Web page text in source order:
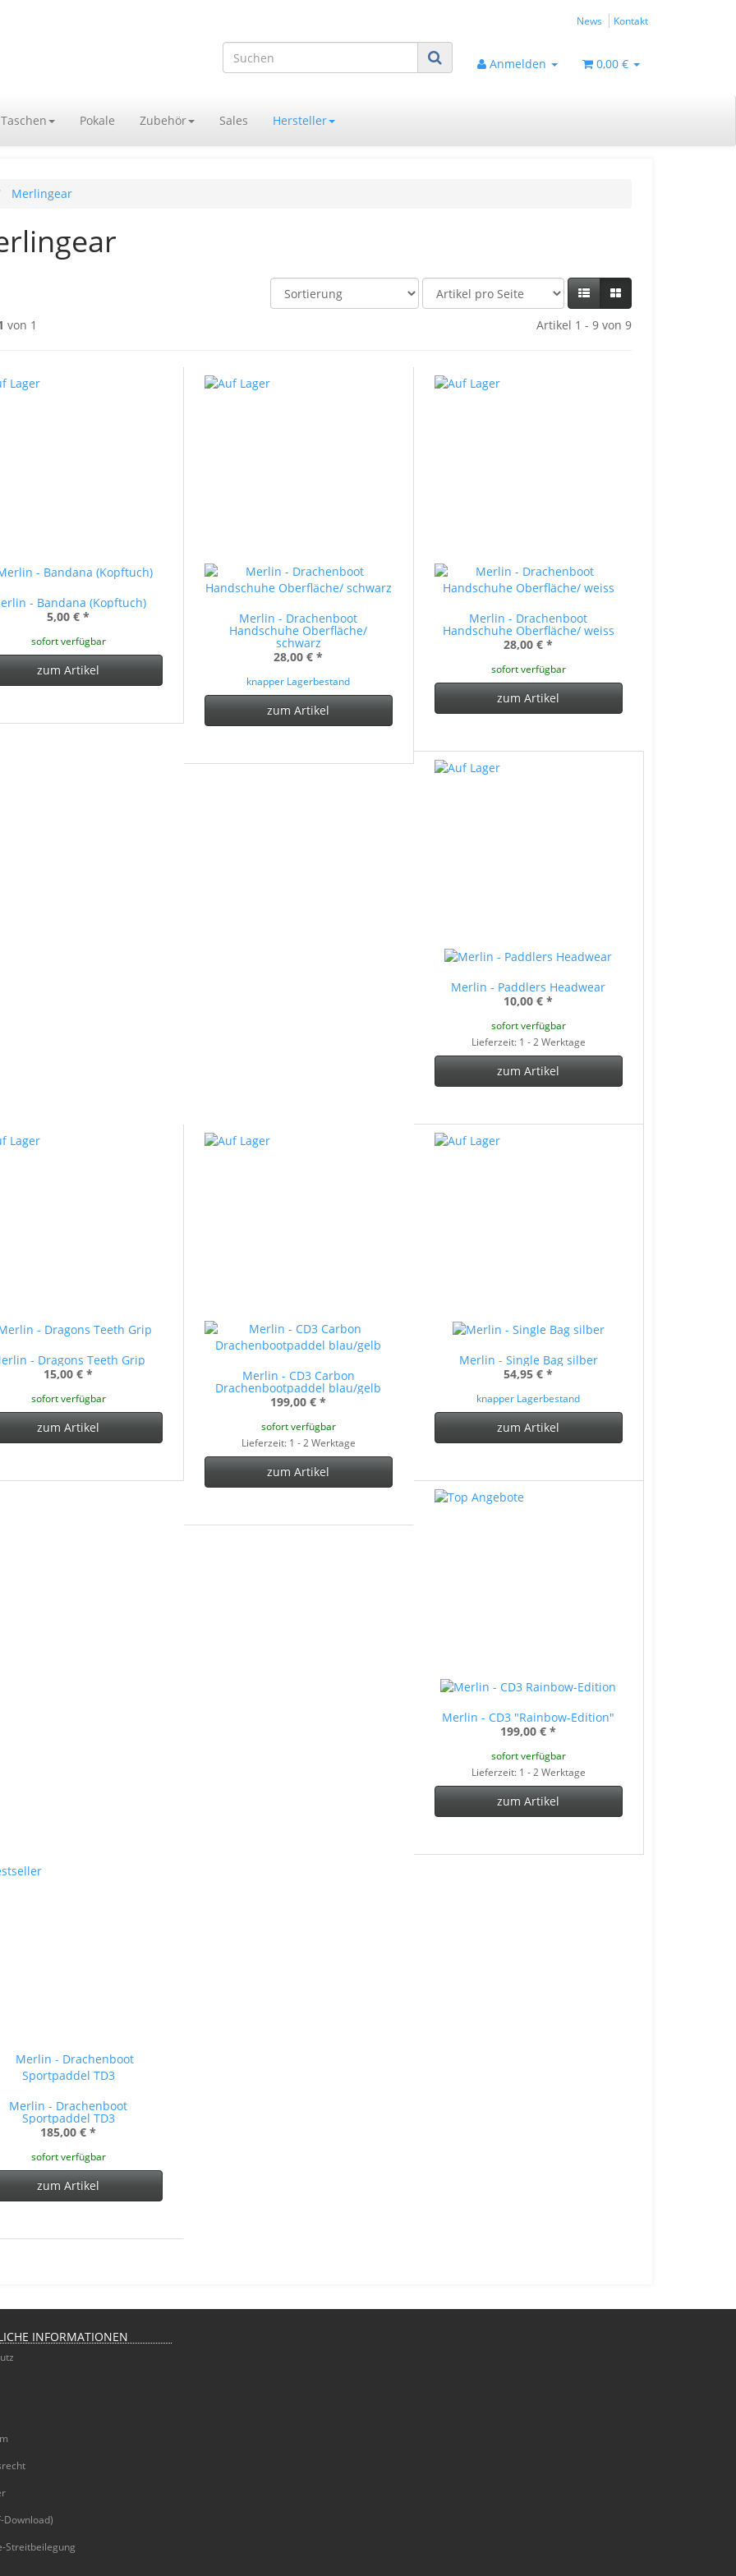
News Kontakt
Anmelden 0,00 €
Taschen Pokale Zubehör Sales Hersteller
Merlingear
von 1 Artikel 1 - 9 von 9
- Bandana (Kopftuch)
5,00 € *
sofort verfügbar
zum Artikel
Merlin - Drachenboot
Handschuhe Oberfläche/
schwarz
28,00 € *
knapper Lagerbestand
zum Artikel
Merlin - Drachenboot
Handschuhe Oberfläche/ weiss
28,00 € *
sofort verfügbar
zum Artikel
Merlin - Paddlers Headwear
10,00 € *
sofort verfügbar
Lieferzeit: 1 - 2 Werktage
zum Artikel
- Dragons Teeth Grip
15,00 € *
sofort verfügbar
zum Artikel
Merlin - CD3 Carbon
Drachenbootpaddel blau/gelb
199,00 € *
sofort verfügbar
Lieferzeit: 1 - 2 Werktage
zum Artikel
Merlin - Single Bag silber
54,95 € *
knapper Lagerbestand
zum Artikel
Merlin - CD3 "Rainbow-Edition"
199,00 € *
sofort verfügbar
Lieferzeit: 1 - 2 Werktage
zum Artikel
Merlin - Drachenboot
Sportpaddel TD3
185,00 € *
sofort verfügbar
zum Artikel
INFORMATIONEN
Download)
Streitbeilegung